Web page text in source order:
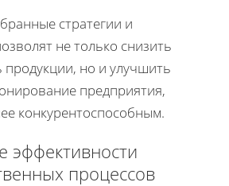
стратегии и
не только снизить
продукции, но и улучшить
предприятия,
конкурентоспособным.
процессов